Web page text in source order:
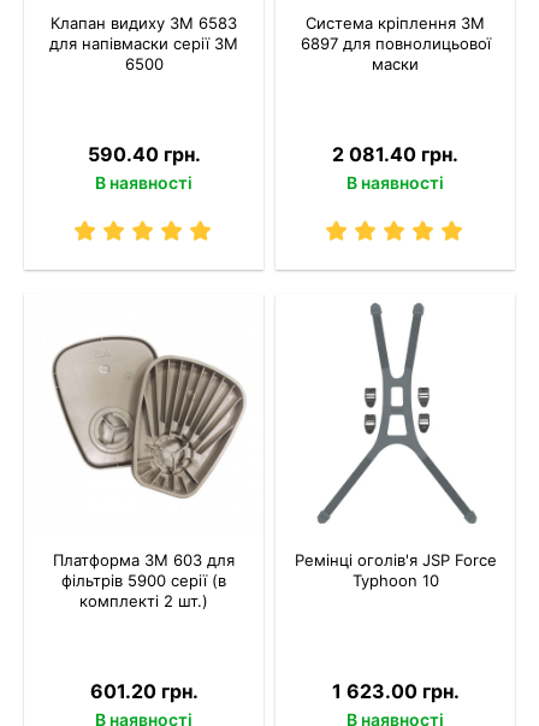
Клапан видиху 3М 6583
для напівмаски серії 3М
6500
590.40 грн.
В наявності
Система кріплення 3M
6897 для повнолицьової
маски
2 081.40 грн.
В наявності
Платформа 3M 603 для
фільтрів 5900 серії (в
комплекті 2 шт.)
601.20 грн.
В наявності
Ремінці оголів'я JSP Force
Typhoon 10
1 623.00 грн.
В наявності